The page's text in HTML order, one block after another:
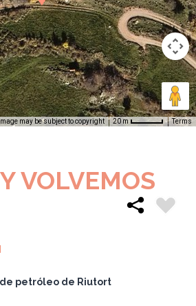
Image may be subject to copyright 20 m Terms
VOLVEMOS
de petróleo de Riutort